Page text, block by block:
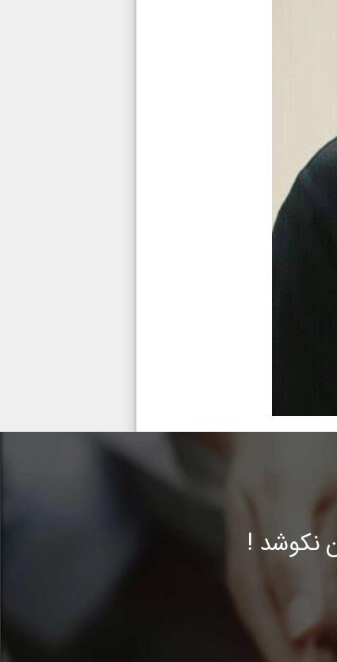
نکوشد !